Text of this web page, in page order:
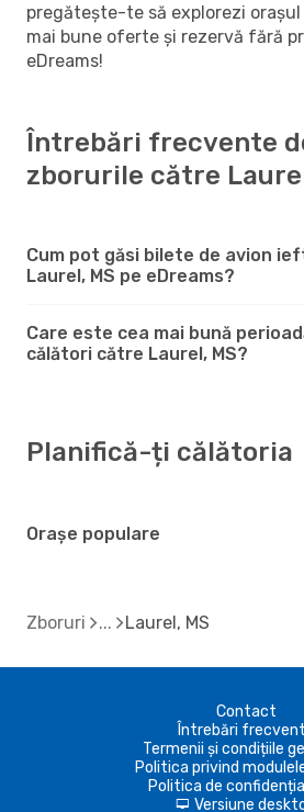
pregătește-te să explorezi orașul
mai bune oferte și rezervă fără
eDreams!
Întrebări frecvente
zborurile către
Cum pot găsi bilete de avion
Laurel, MS pe eDreams?
Care este cea mai bună
călători către Laurel, MS?
Planifică-ți călătoria
Orașe populare
Zboruri Laurel, MS
Contact
Întrebări
Termenii și condițiile
Politica privind
Politica de
d Versiune